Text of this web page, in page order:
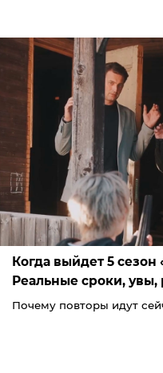
Когда выйдет 5 сезон
Реальные сроки, увы,
Почему повторы идут